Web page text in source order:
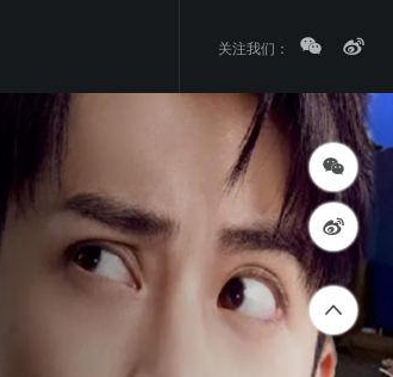
关注我们：